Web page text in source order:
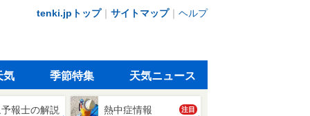
tenki.jpトップ｜ サイトマップ｜ ヘルプ
気 季節特集 天気ニュース
報士の解説 熱中症情報 注目